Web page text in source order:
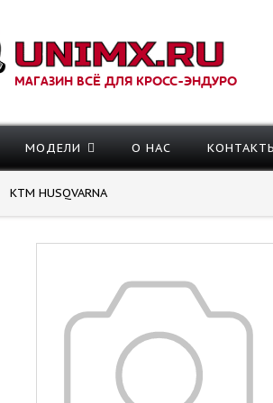
МАГАЗИН ВСЁ ДЛЯ КРОСС-ЭНДУРО
МОДЕЛИ О НАС
KTM HUSQVARNA